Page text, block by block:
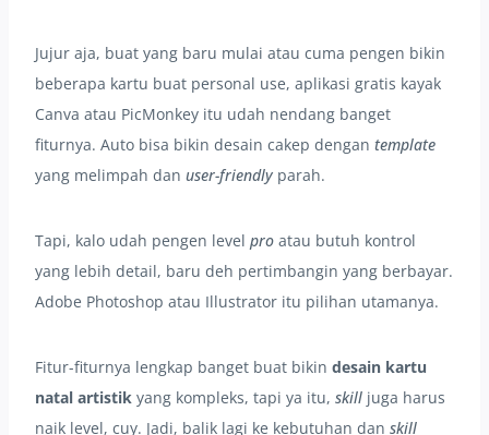
Jujur aja, buat yang baru mulai atau cuma pengen bikin
beberapa kartu buat personal use, aplikasi gratis kayak
Canva atau PicMonkey itu udah nendang banget
fiturnya. Auto bisa bikin desain cakep dengan template
yang melimpah dan user-friendly parah.
Tapi, kalo udah pengen level pro atau butuh kontrol
yang lebih detail, baru deh pertimbangin yang berbayar.
Adobe Photoshop atau Illustrator itu pilihan utamanya.
Fitur-fiturnya lengkap banget buat bikin desain kartu
natal artistik yang kompleks, tapi ya itu, skill juga harus
naik level, cuy. Jadi, balik lagi ke kebutuhan dan skill